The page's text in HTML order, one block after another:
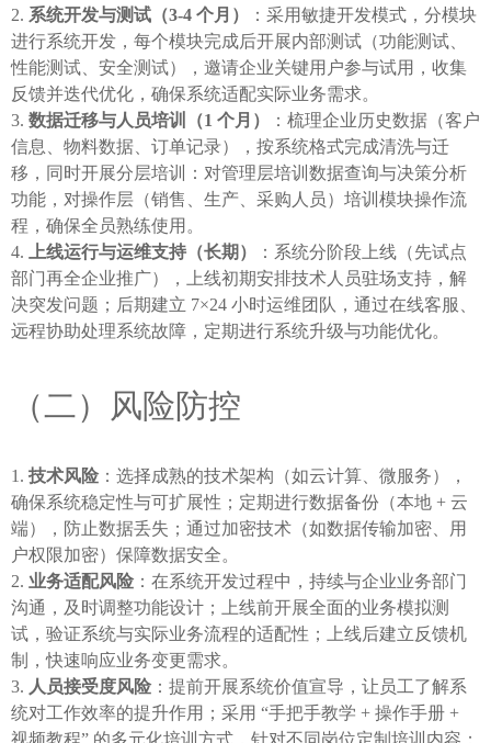
系统开发与测试（3-4 个月）
：采用敏捷开发模式，分模块
进行系统开发，每个模块完成后开展内部测试（功能测试、
性能测试、安全测试），邀请企业关键用户参与试用，收集
反馈并迭代优化，确保系统适配实际业务需求。
数据迁移与人员培训（1 个月）
：梳理企业历史数据（客户
信息、物料数据、订单记录），按系统格式完成清洗与迁
移，同时开展分层培训：对管理层培训数据查询与决策分析
功能，对操作层（销售、生产、采购人员）培训模块操作流
程，确保全员熟练使用。
上线运行与运维支持（长期）
：系统分阶段上线（先试点
部门再全企业推广），上线初期安排技术人员驻场支持，解
决突发问题；后期建立 7×24 小时运维团队，通过在线客服、
远程协助处理系统故障，定期进行系统升级与功能优化。
（二）风险防控
技术风险 ：选择成熟的技术架构（如云计算、微服务），
确保系统稳定性与可扩展性；定期进行数据备份（本地 + 云
端），防止数据丢失；通过加密技术（如数据传输加密、用
户权限加密）保障数据安全。
业务适配风险 ：在系统开发过程中，持续与企业业务部门
沟通，及时调整功能设计；上线前开展全面的业务模拟测
试，验证系统与实际业务流程的适配性；上线后建立反馈机
制，快速响应业务变更需求。
人员接受度风险 ：提前开展系统价值宣导，让员工了解系
统对工作效率的提升作用；采用 “手把手教学 + 操作手册 +
视频教程” 的多元化培训方式，针对不同岗位定制培训内容；